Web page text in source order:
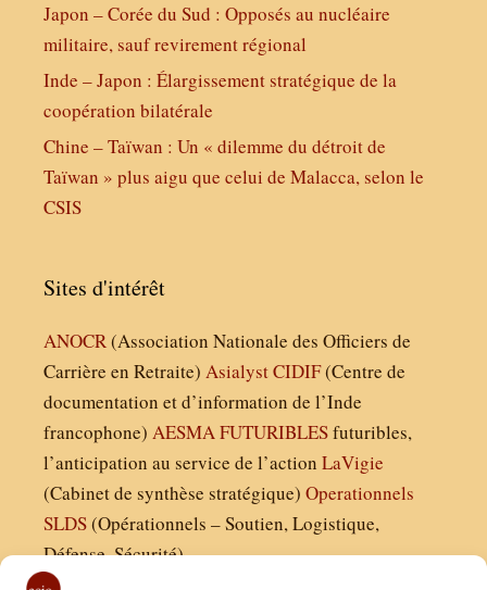
Japon – Corée du Sud : Opposés au nucléaire
militaire, sauf revirement régional
Inde – Japon : Élargissement stratégique de la
coopération bilatérale
Chine – Taïwan : Un « dilemme du détroit de
Taïwan » plus aigu que celui de Malacca, selon le
CSIS
Sites d'intérêt
ANOCR(Association Nationale des Officiers de
Carrière en Retraite) AsialystCIDIF(Centre de
documentation et d’information de l’Inde
francophone) AESMAFUTURIBLESfuturibles,
l’anticipation au service de l’action LaVigie
(Cabinet de synthèse stratégique) Operationnels
SLDS(Opérationnels – Soutien, Logistique,
Défense, Sécurité)